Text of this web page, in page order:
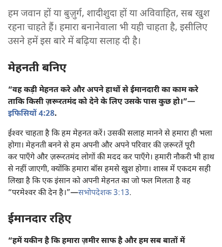
हम जवान हों या बुज़ुर्ग, शादीशुदा हों या अविवाहित, सब खुश
रहना चाहते हैं। हमारा बनानेवाला भी यही चाहता है, इसीलिए
उसने हमें इस बारे में बढ़िया सलाह दी है।
मेहनती बनिए
“वह कड़ी मेहनत करे और अपने हाथों से ईमानदारी का काम करे
ताकि किसी ज़रूरतमंद को देने के लिए उसके पास कुछ हो।”​—
इफिसियों 4:28.
ईश्‍वर चाहता है कि हम मेहनत करें। उसकी सलाह मानने से हमारा ही भला
होगा। मेहनती बनने से हम अपनी और अपने परिवार की ज़रूरतें पूरी
कर पाएँगे और ज़रूरतमंद लोगों की मदद कर पाएँगे। हमारी नौकरी भी हाथ
से नहीं जाएगी, क्योंकि हमारा बॉस हमसे खुश होगा। शास्त्र में एकदम सही
लिखा है कि एक इंसान को अपनी मेहनत का जो फल मिलता है वह
“परमेश्‍वर की देन है।”​—सभोपदेशक 3:13.
ईमानदार रहिए
“हमें यकीन है कि हमारा ज़मीर साफ है और हम सब बातों में